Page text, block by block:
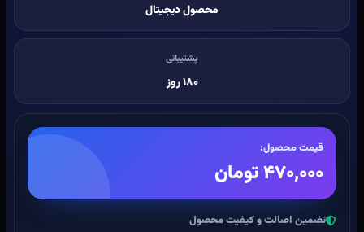
محصول دیجیتال
پشتیبانی
۱۸۰ روز
قیمت محصول:
۴۷۰,۰۰۰ تومان
تضمین اصالت و کیفیت محصول